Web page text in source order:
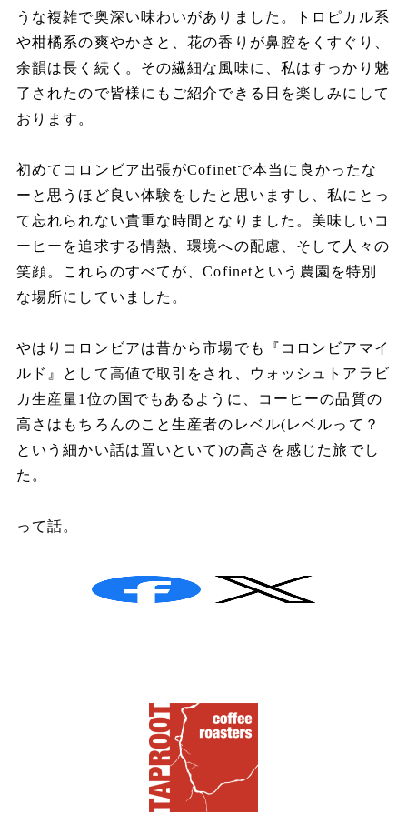
うな複雑で奥深い味わいがありました。トロピカル系
や柑橘系の爽やかさと、花の香りが鼻腔をくすぐり、
余韻は長く続く。その繊細な風味に、私はすっかり魅
了されたので皆様にもご紹介できる日を楽しみにして
おります。
初めてコロンビア出張がCofinetで本当に良かったな
ーと思うほど良い体験をしたと思いますし、私にとっ
て忘れられない貴重な時間となりました。美味しいコ
ーヒーを追求する情熱、環境への配慮、そして人々の
笑顔。これらのすべてが、Cofinetという農園を特別
な場所にしていました。
やはりコロンビアは昔から市場でも『コロンビアマイ
ルド』として高値で取引をされ、ウォッシュトアラビ
カ生産量1 位の国でもあるように、コーヒーの品質の
高さはもちろんのこと生産者のレベル(レベルって？
という細かい話は置いといて)の高さを感じた旅でし
た。
って話。